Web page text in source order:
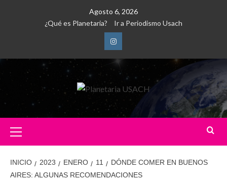
Agosto 6, 2026
¿Qué es Planetaria?
Ir a Periodismo Usach
Instagram
primario
INICIO 2023 ENERO 11
DÓNDE COMER EN BUENOS
AIRES: ALGUNAS RECOMENDACIONES